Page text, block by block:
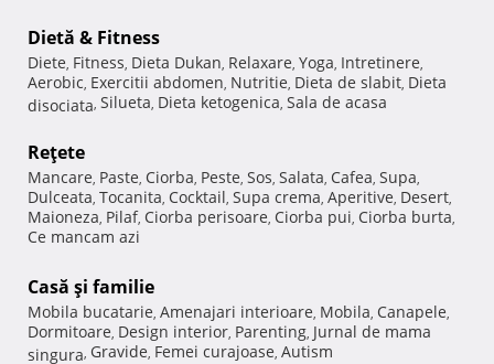
Dietă & Fitness
Diete, Fitness, Dieta Dukan, Relaxare, Yoga, Intretinere,
Aerobic, Exercitii abdomen, Nutritie, Dieta de slabit, Dieta
disociata, Silueta, Dieta ketogenica, Sala de acasa
Reţete
Mancare, Paste, Ciorba, Peste, Sos, Salata, Cafea, Supa,
Dulceata, Tocanita, Cocktail, Supa crema, Aperitive, Desert,
Maioneza, Pilaf, Ciorba perisoare, Ciorba pui, Ciorba burta,
Ce mancam azi
Casă şi familie
Mobila bucatarie, Amenajari interioare, Mobila, Canapele,
Dormitoare, Design interior, Parenting, Jurnal de mama
singura, Gravide, Femei curajoase, Autism